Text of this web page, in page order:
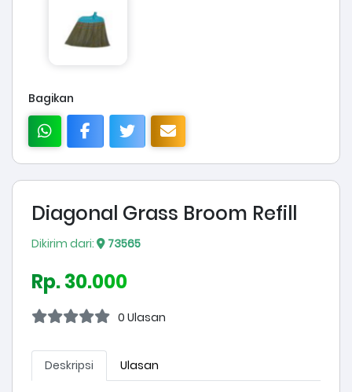
Bagikan
Diagonal Grass Broom Refill
Dikirim dari: 73565
Rp. 30.000
0 Ulasan
Deskripsi Ulasan